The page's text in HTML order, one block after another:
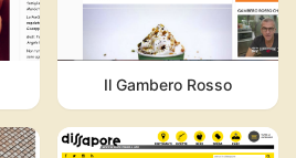
Il Gambero Rosso